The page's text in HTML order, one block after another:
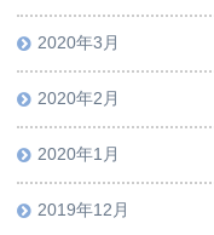
2020年3月
2020年2月
2020年1月
2019年12月